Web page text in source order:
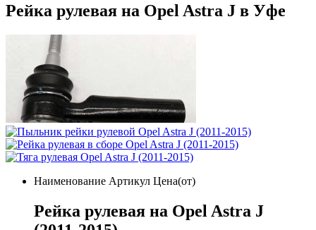
Рейка рулевая на Opel Astra J в Уфе
Наименование Артикул Цена(от)
Рейка рулевая на Opel Astra J